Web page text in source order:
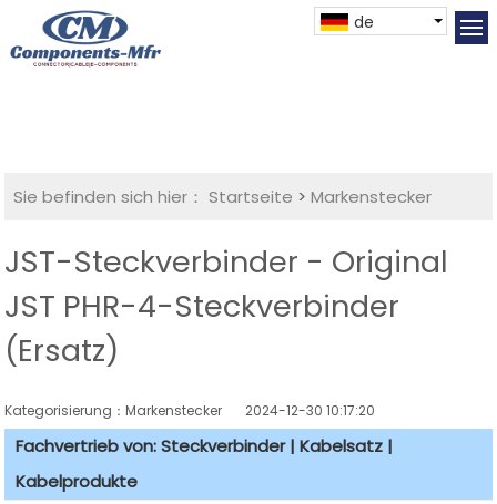
de
Sie befinden sich hier： Startseite >Markenstecker
JST-Steckverbinder - Original
JST PHR-4-Steckverbinder
(Ersatz)
Kategorisierung：Markenstecker 2024-12-30 10:17:20
Fachvertrieb von: Steckverbinder | Kabelsatz |
Kabelprodukte